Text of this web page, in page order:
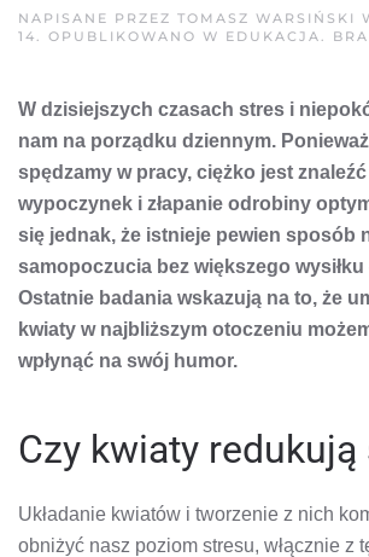
NAPISANE PRZEZ TOMASZ WARSIŃSKI
14
. OPUBLIKOWANO W EDUKACJA
W dzisiejszych czasach stres i
nam na porządku dziennym.
spędzamy w pracy, ciężko jest
wypoczynek i złapanie odrobiny
się jednak, że istnieje pewien sposób
samopoczucia bez większego wysiłku
Ostatnie badania wskazują na to, że
kwiaty w najbliższym otoczeniu
wpłynąć na swój humor.
Czy kwiaty redukują
Układanie kwiatów i tworzenie z nich
obniżyć nasz poziom stresu, włącznie z